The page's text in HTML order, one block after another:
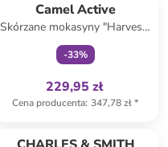
Camel Active
Skórzane mokasyny "Harvest"
w kolorze granatowym
-33%
229,95 zł
Cena producenta: 347,78 zł*